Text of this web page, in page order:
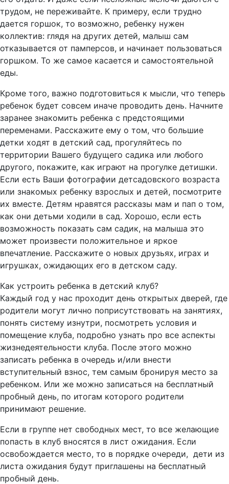
трудом, не переживайте. К примеру, если трудно
дается горшок, то возможно, ребенку нужен
коллектив: глядя на других детей, малыш сам
отказывается от памперсов, и начинает пользоваться
горшком. То же самое касается и самостоятельной
еды.
Кроме того, важно подготовиться к мысли, что теперь
ребенок будет совсем иначе проводить день. Начните
заранее знакомить ребенка с предстоящими
переменами. Расскажите ему о том, что большие
детки ходят в детский сад, прогуляйтесь по
территории Вашего будущего садика или любого
другого, покажите, как играют на прогулке детишки.
Если есть Ваши фотографии детсадовского возраста
или знакомых ребенку взрослых и детей, посмотрите
их вместе. Детям нравятся рассказы мам и пап о том,
как они детьми ходили в сад. Хорошо, если есть
возможность показать сам садик, на малыша это
может произвести положительное и яркое
впечатление. Расскажите о новых друзьях, играх и
игрушках, ожидающих его в детском саду.
Как устроить ребенка в детский клуб?
Каждый год у нас проходит день открытых дверей, где
родители могут лично поприсутствовать на занятиях,
понять систему изнутри, посмотреть условия и
помещение клуба, подробно узнать про все аспекты
жизнедеятельности клуба. После этого можно
записать ребенка в очередь и/или внести
вступительный взнос, тем самым бронируя место за
ребенком. Или же можно записаться на бесплатный
пробный день, по итогам которого родители
принимают решение.
Если в группе нет свободных мест, то все желающие
попасть в клуб вносятся в лист ожидания. Если
освобождается место, то в порядке очереди, дети из
листа ожидания будут приглашены на бесплатный
пробный день.